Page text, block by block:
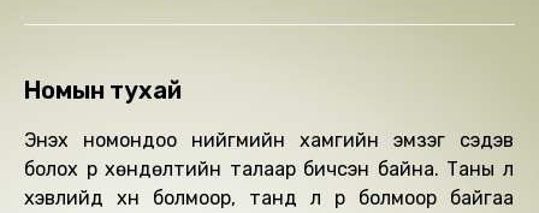
Номын тухай
Энэхүү номондоо нийгмийн хамгийн эмзэг сэдэв
болох үр хөндөлтийн талаар бичсэн байна. Таны л
хэвлийд хүн болмоор, танд л үр болмоор байгаа